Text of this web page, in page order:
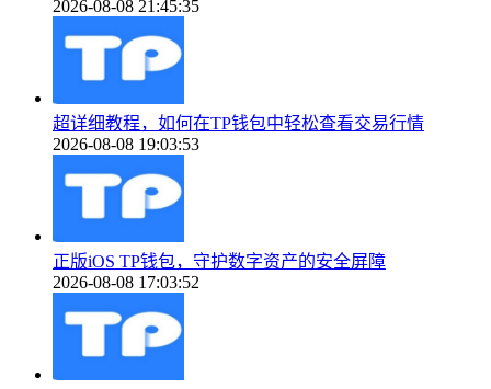
2026-08-08 21:45:35
超详细教程，如何在TP钱包中轻松查看交易行情
2026-08-08 19:03:53
正版iOS TP钱包，守护数字资产的安全屏障
2026-08-08 17:03:52